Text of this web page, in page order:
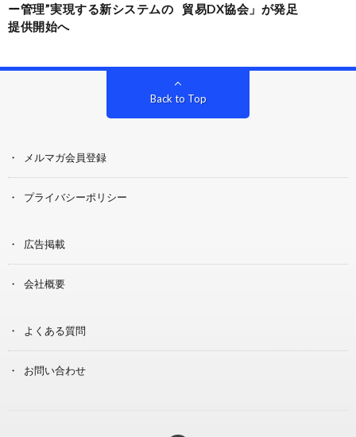
ー管理”実現する新システムの
提供開始へ
貿易DX協会」が発足
Back to Top
メルマガ会員登録
プライバシーポリシー
広告掲載
会社概要
よくある質問
お問い合わせ